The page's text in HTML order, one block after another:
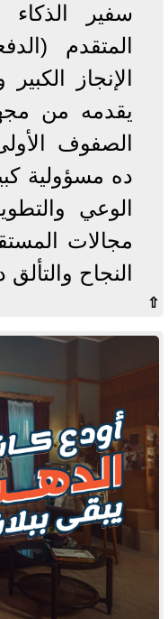
سفير الذكاء
المتقدم
الإنجاز
يقدمه من
الصفوف
ده مسؤولية
الوعي
مجالات
النجاح والتألق
⇧